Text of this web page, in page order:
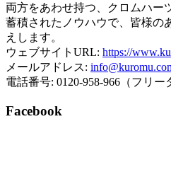
両方をあわせ持つ、クロムハー
蓄積されたノウハウで、皆様の
えします。
ウェブサイトURL: https://
メールアドレス:
電話番号: 0120-958-966（フリー
Facebook